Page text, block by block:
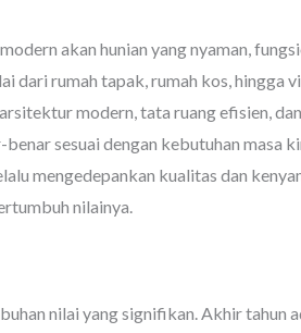
akan hunian yang nyaman,
dari rumah tapak, rumah kos, hingga
modern, tata ruang efisien,
sesuai dengan kebutuhan masa
mengedepankan kualitas dan
nilainya.
nilai yang signifikan. Akhir tahun